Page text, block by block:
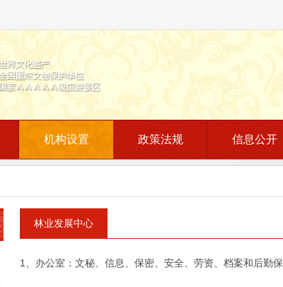
机构设置 政策法规 信息公开
林业发展中心
1、办公室：文秘、信息、保密、安全、劳资、档案和后勤